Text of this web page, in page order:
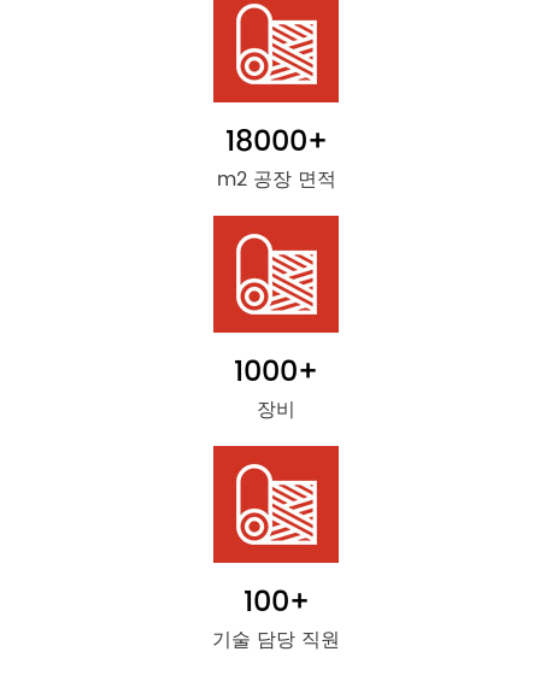
18000+
m2 공장 면적
1000+
장비
100+
기술 담당 직원